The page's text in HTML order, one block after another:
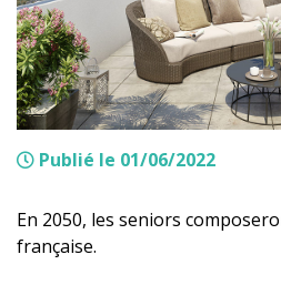
Publié le 01/06/2022
En 2050, les seniors
française.